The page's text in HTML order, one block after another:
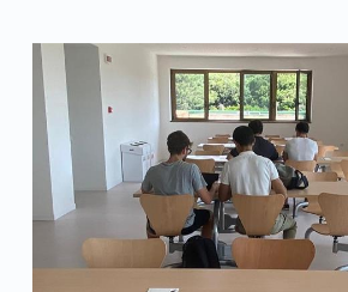
Link identifier archive #link-archive-thumb-soap-48896